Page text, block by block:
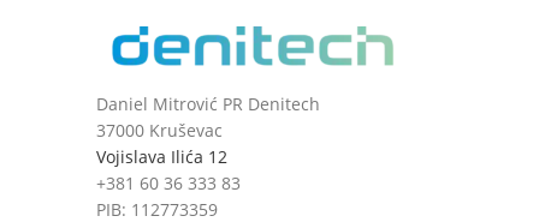
Daniel Mitrović PR Denitech
37000 Kruševac
Vojislava Ilića 12
+381 60 36 333 83
PIB: 112773359